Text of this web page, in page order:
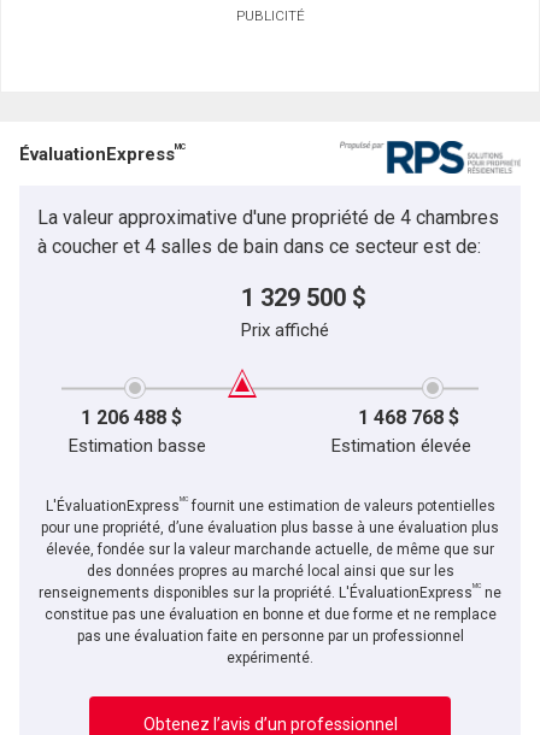
PUBLICITÉ
ÉvaluationExpressMC
La valeur approximative d'une propriété de 4 chambres
à coucher et 4 salles de bain dans ce secteur est de:
1 329 500 $
Prix affiché
1 206 488 $ 1 468 768 $
Estimation basse Estimation élevée
L'ÉvaluationExpressMCfournit une estimation de valeurs potentielles
pour une propriété, d’une évaluation plus basse à une évaluation plus
élevée, fondée sur la valeur marchande actuelle, de même que sur
des données propres au marché local ainsi que sur les
renseignements disponibles sur la propriété. L'ÉvaluationExpressMC ne
constitue pas une évaluation en bonne et due forme et ne remplace
pas une évaluation faite en personne par un professionnel
expérimenté.
Obtenez l’avis d’un professionnel